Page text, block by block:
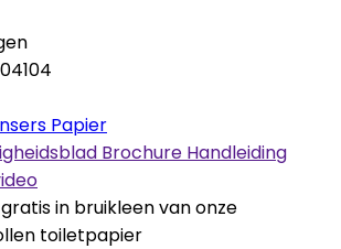
Papier
Brochure Handleiding
in bruikleen van onze
toiletpapier